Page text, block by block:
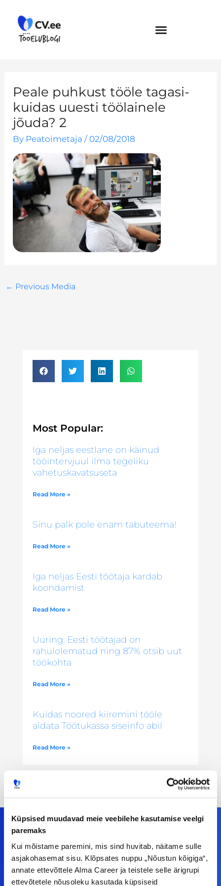
Küpsised muudavad meie veebilehe kasutamise veelgi
paremaks
Kui mõistame paremini, mis sind huvitab, näitame sulle
asjakohasemat sisu. Klõpsates nuppu „Nõustun kõigiga“,
annate ettevõttele Alma Career ja teistele selle ärigrupi
ettevõtetele nõusoleku kasutada küpsiseid
content
Peale puhkust tööle tagasi-
kuidas uuesti töölainele
jõuda? 2
By Peatoimetaja/ 02/08/2018
← Previous Media
Most Popular:
Iga neljas eestlane on käinud
tööintervjuul ilma tegeliku
vahetuskavatsuseta
Read More »
Sinu palk pole enam tabuteema!
Read More »
Iga neljas Eesti töötaja kardab
koondamist
Read More »
Uuring: Eesti töötajad on
rahulolematud ning 87% otsib uut
töökohta
Read More »
Kuidas noored kiiremini tööle
aidata Töötukassa siseinfo abil
Read More »
Meiega leiad!
Tööelublogi.ee lehelt leiad kõik vajaliku, et olla